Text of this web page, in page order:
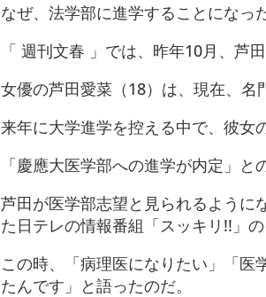
なぜ、法学部に進学することになっ
「 週刊文春 」では、昨年10月、芦
女優の芦田愛菜（18）は、現在、
来年に大学進学を控える中で、彼女
「慶應大医学部への進学が内定」
芦田が医学部志望と見られるように
た日テレの情報番組「スッキリ!!」
この時、「病理医になりたい」「
たんです」と語ったのだ。